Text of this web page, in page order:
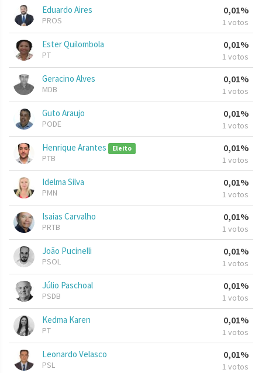
Eduardo Aires
PROS
0,01%
1 votos
Ester Quilombola
PT
0,01%
1 votos
Geracino Alves
MDB
0,01%
1 votos
Guto Araujo
PODE
0,01%
1 votos
Henrique Arantes Eleito
PTB
0,01%
1 votos
Idelma Silva
PMN
0,01%
1 votos
Isaias Carvalho
PRTB
0,01%
1 votos
João Pucinelli
PSOL
0,01%
1 votos
Júlio Paschoal
PSDB
0,01%
1 votos
Kedma Karen
PT
0,01%
1 votos
Leonardo Velasco
PSL
0,01%
1 votos